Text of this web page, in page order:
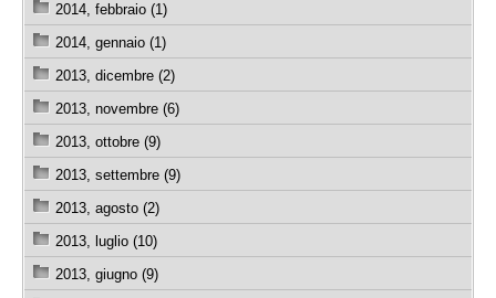
2014, febbraio (1)
2014, gennaio (1)
2013, dicembre (2)
2013, novembre (6)
2013, ottobre (9)
2013, settembre (9)
2013, agosto (2)
2013, luglio (10)
2013, giugno (9)